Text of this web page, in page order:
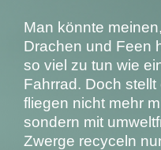
Man könnte
Drachen und Feen
so viel zu tun wie
Fahrrad. Doch
fliegen nicht mehr
sondern mit
Zwerge recyceln